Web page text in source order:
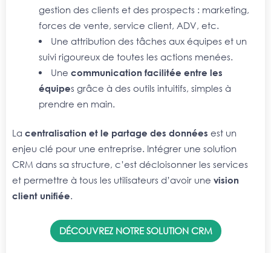
gestion des clients et des prospects : marketing,
forces de vente, service client, ADV, etc.
Une attribution des tâches aux équipes et un
suivi rigoureux de toutes les actions menées.
Unecommunication facilitée entre les
équipes grâce à des outils intuitifs, simples à
prendre en main.
La centralisation et le partage des données est un
enjeu clé pour une entreprise. Intégrer une solution
CRM dans sa structure, c’est décloisonner les services
et permettre à tous les utilisateurs d’avoir une vision
client unifiée.
DÉCOUVREZ NOTRE SOLUTION CRM